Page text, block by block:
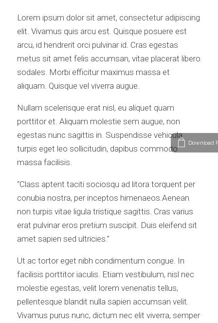
Lorem ipsum dolor sit amet, consectetur adipiscing
elit. Vivamus quis arcu est. Quisque posuere est
arcu, id hendrerit orci pulvinar id. Cras egestas
metus sit amet felis accumsan, vitae placerat libero
sodales. Morbi efficitur maximus massa et
aliquam. Quisque vel viverra augue.
Nullam scelerisque erat nisl, eu aliquet quam
porttitor et. Aliquam molestie sem augue, non
egestas nunc sagittis in. Suspendisse vehicula
turpis eget leo sollicitudin, dapibus commodo
massa facilisis.
“Class aptent taciti sociosqu ad litora torquent per
conubia nostra, per inceptos himenaeos.Aenean
non turpis vitae ligula tristique sagittis. Cras varius
erat pulvinar eros pretium suscipit. Duis eleifend sit
amet sapien sed ultricies.”
Ut ac tortor eget nibh condimentum congue. In
facilisis porttitor iaculis. Etiam vestibulum, nisl nec
molestie egestas, velit lorem venenatis tellus,
pellentesque blandit nulla sapien accumsan velit.
Vivamus purus nunc, dictum nec elit viverra, semper
Download